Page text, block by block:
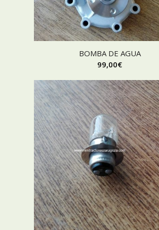
BOMBA DE AGUA
99,00€